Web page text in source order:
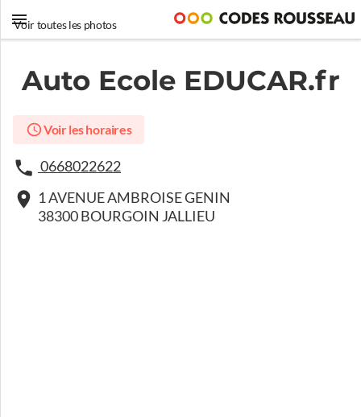
Voir toutes les photos
Auto Ecole EDUCAR.fr
Voir les horaires
0668022622
1 AVENUE AMBROISE GENIN
38300 BOURGOIN JALLIEU